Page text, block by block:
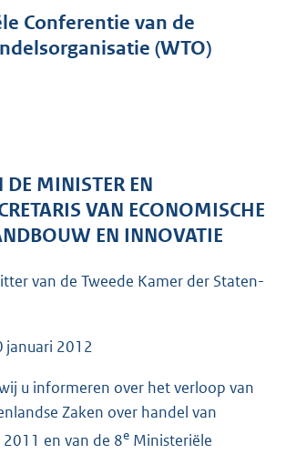
s
g
:
4
K
Conferentie van de
(WTO)
DE MINISTER EN
VAN ECONOMISCHE
EN INNOVATIE
van de Tweede Kamer der Staten-
januari 2012
u informeren over het verloop van
Zaken over handel van
en van de 8e Ministeriële